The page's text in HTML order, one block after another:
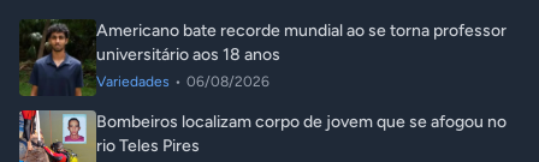
Americano bate recorde mundial ao se torna professor
universitário aos 18 anos
Variedades • 06/08/2026
Bombeiros localizam corpo de jovem que se afogou no
rio Teles Pires